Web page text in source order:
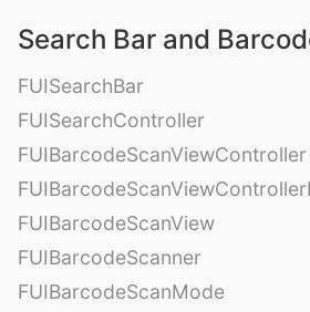
Search Bar and
FUISearchBar
FUISearchController
FUIBarcodeScanViewController
FUIBarcodeScanView
FUIBarcodeScanner
FUIBarcodeScanMode